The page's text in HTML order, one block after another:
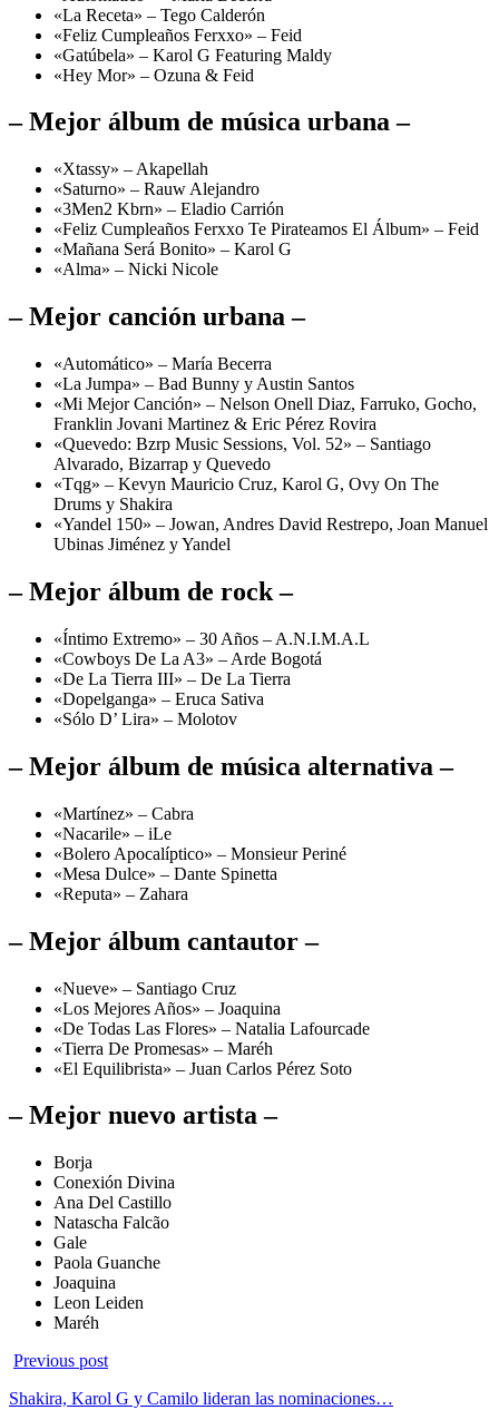
«La Receta» – Tego Calderón
«Feliz Cumpleaños Ferxxo» – Feid
«Gatúbela» – Karol G Featuring Maldy
«Hey Mor» – Ozuna & Feid
– Mejor álbum de música urbana –
«Xtassy» – Akapellah
«Saturno» – Rauw Alejandro
«3Men2 Kbrn» – Eladio Carrión
«Feliz Cumpleaños Ferxxo Te Pirateamos El Álbum» – Feid
«Mañana Será Bonito» – Karol G
«Alma» – Nicki Nicole
– Mejor canción urbana –
«Automático» – María Becerra
«La Jumpa» – Bad Bunny y Austin Santos
«Mi Mejor Canción» – Nelson Onell Diaz, Farruko, Gocho,
Franklin Jovani Martinez & Eric Pérez Rovira
«Quevedo: Bzrp Music Sessions, Vol. 52» – Santiago
Alvarado, Bizarrap y Quevedo
«Tqg» – Kevyn Mauricio Cruz, Karol G, Ovy On The
Drums y Shakira
«Yandel 150» – Jowan, Andres David Restrepo, Joan Manuel
Ubinas Jiménez y Yandel
– Mejor álbum de rock –
«Íntimo Extremo» – 30 Años – A.N.I.M.A.L
«Cowboys De La A3» – Arde Bogotá
«De La Tierra III» – De La Tierra
«Dopelganga» – Eruca Sativa
«Sólo D’ Lira» – Molotov
– Mejor álbum de música alternativa –
«Martínez» – Cabra
«Nacarile» – iLe
«Bolero Apocalíptico» – Monsieur Periné
«Mesa Dulce» – Dante Spinetta
«Reputa» – Zahara
– Mejor álbum cantautor –
«Nueve» – Santiago Cruz
«Los Mejores Años» – Joaquina
«De Todas Las Flores» – Natalia Lafourcade
«Tierra De Promesas» – Maréh
«El Equilibrista» – Juan Carlos Pérez Soto
– Mejor nuevo artista –
Borja
Conexión Divina
Ana Del Castillo
Natascha Falcão
Gale
Paola Guanche
Joaquina
Leon Leiden
Maréh
Previous post
Shakira, Karol G y Camilo lideran las nominaciones…